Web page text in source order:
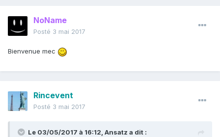
NoName
Posté 3 mai 2017
Bienvenue mec
Rincevent
Posté 3 mai 2017
Le 03/05/2017 à 16:12, Ansatz a dit :